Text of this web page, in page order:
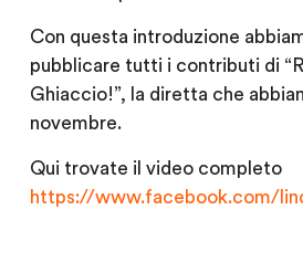
Con questa introduzione
pubblicare tutti i contributi di
Ghiaccio!”, la diretta che
novembre.
Qui trovate il video completo
https://www.facebook.com/